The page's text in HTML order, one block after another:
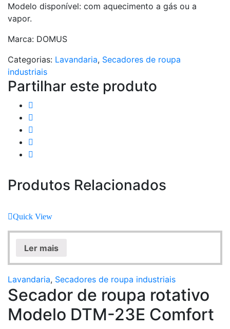
Modelo disponível: com aquecimento a gás ou a
vapor.
Marca: DOMUS
Categorias: Lavandaria, Secadores de roupa
industriais
Partilhar este produto
Produtos Relacionados
Quick View
Ler mais
Lavandaria, Secadores de roupa industriais
Secador de roupa rotativo
Modelo DTM-23E Comfort